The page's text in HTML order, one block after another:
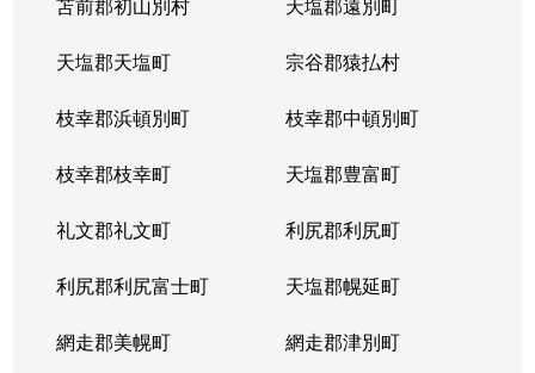
天塩郡天塩町 宗谷郡猿払村
枝幸郡浜頓別町 枝幸郡中頓別町
枝幸郡枝幸町 天塩郡豊富町
礼文郡礼文町 利尻郡利尻町
利尻郡利尻富士町 天塩郡幌延町
網走郡美幌町 網走郡津別町